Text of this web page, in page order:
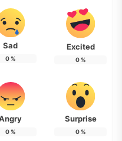
Sad
0%
Excited
0%
0%
Surprise
0%